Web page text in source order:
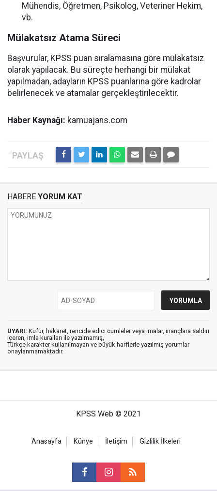
Mühendis, Öğretmen, Psikolog, Veteriner Hekim,
vb.
Mülakatsız Atama Süreci
Başvurular, KPSS puan sıralamasına göre mülakatsız
olarak yapılacak. Bu süreçte herhangi bir mülakat
yapılmadan, adayların KPSS puanlarına göre kadrolar
belirlenecek ve atamalar gerçekleştirilecektir.
Haber Kaynağı: kamuajans.com
HABERE YORUM KAT
UYARI: Küfür, hakaret, rencide edici cümleler veya imalar, inançlara saldırı
içeren, imla kuralları ile yazılmamış,
Türkçe karakter kullanılmayan ve büyük harflerle yazılmış yorumlar
onaylanmamaktadır.
KPSS Web © 2021
Anasayfa Künye İletişim Gizlilik İlkeleri